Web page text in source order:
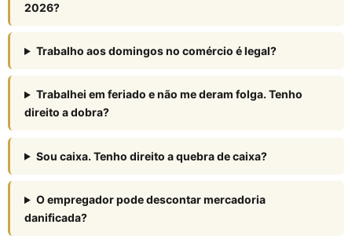
2026?
Trabalho aos domingos no comércio é legal?
Trabalhei em feriado e não me deram folga. Tenho
direito a dobra?
Sou caixa. Tenho direito a quebra de caixa?
O empregador pode descontar mercadoria
danificada?